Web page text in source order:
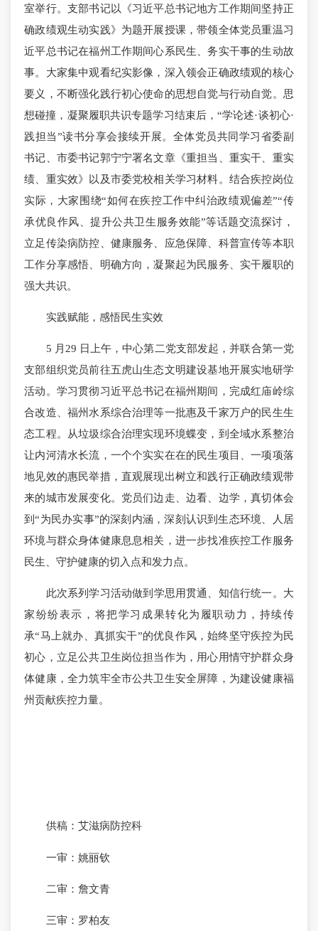
室举行。支部书记以《习近平总书记地方工作期间坚持正
确政绩观生动实践》为题开展授课，带领全体党员重温习
近平总书记在福州工作期间心系民生、务实干事的生动故
事。大家集中观看纪实影像，深入领会正确政绩观的核心
要义，不断强化践行初心使命的思想自觉与行动自觉。思
想碰撞，凝聚履职共识专题学习结束后，“学论述·谈初心·
践担当”读书分享会接续开展。全体党员共同学习省委副
书记、市委书记郭宁宁署名文章《重担当、重实干、重实
绩、重实效》以及市委党校相关学习材料。结合疾控岗位
实际，大家围绕“如何在疾控工作中纠治政绩观偏差”“传
承优良作风、提升公共卫生服务效能”等话题交流探讨，
立足传染病防控、健康服务、应急保障、科普宣传等本职
工作分享感悟、明确方向，凝聚起为民服务、实干履职的
强大共识。
实践赋能，感悟民生实效
5 月29 日上午，中心第二党支部发起，并联合第一党
支部组织党员前往五虎山生态文明建设基地开展实地研学
活动。学习贯彻习近平总书记在福州期间，完成红庙岭综
合改造、福州水系综合治理等一批惠及千家万户的民生生
态工程。从垃圾综合治理实现环境蝶变，到全域水系整治
让内河清水长流，一个个实实在在的民生项目、一项项落
地见效的惠民举措，直观展现出树立和践行正确政绩观带
来的城市发展变化。党员们边走、边看、边学，真切体会
到“为民办实事”的深刻内涵，深刻认识到生态环境、人居
环境与群众身体健康息息相关，进一步找准疾控工作服务
民生、守护健康的切入点和发力点。
此次系列学习活动做到学思用贯通、知信行统一。大
家纷纷表示，将把学习成果转化为履职动力，持续传
承“马上就办、真抓实干”的优良作风，始终坚守疾控为民
初心，立足公共卫生岗位担当作为，用心用情守护群众身
体健康，全力筑牢全市公共卫生安全屏障，为建设健康福
州贡献疾控力量。
供稿：艾滋病防控科
一审：姚丽钦
二审：詹文青
三审：罗柏友